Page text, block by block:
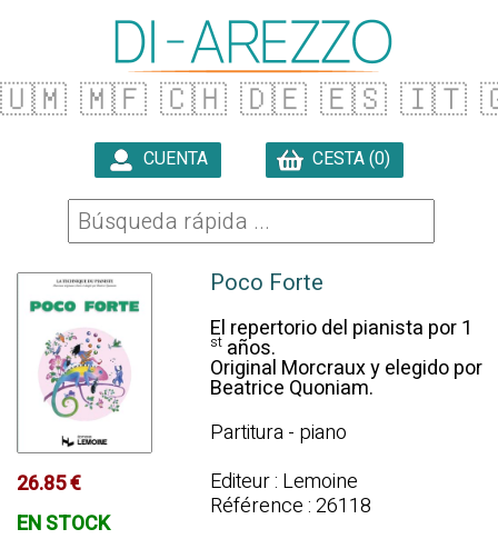
🇺🇲 🇲🇫 🇨🇭 🇩🇪 🇪🇸 🇮🇹
CUENTA CESTA (0)
26.85 €
EN STOCK
Poco Forte
El repertorio del pianista por 1
staños.
Original Morcraux y elegido por
Beatrice Quoniam.
Partitura - piano
Editeur : Lemoine
Référence : 26118